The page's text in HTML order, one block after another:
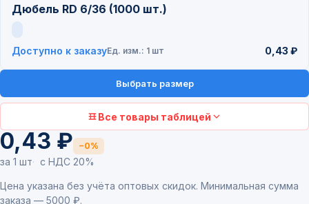
Дюбель RD 6/36 (1000 шт.)
Доступно к заказуЕд. изм.: 1 шт 0,43 ₽
Выбрать размер
Все товары таблицей
0,43 ₽ −0%
за 1 шт с НДС 20%
Цена указана без учёта оптовых скидок. Минимальная сумма
заказа — 5000 ₽.